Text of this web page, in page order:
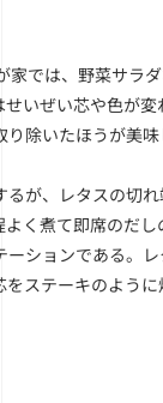
では、野菜サラ
いぜい芯や色が
除いたほうが美
るが、レタスの切
く煮て即席のだ
ションである。
ステーキのよう